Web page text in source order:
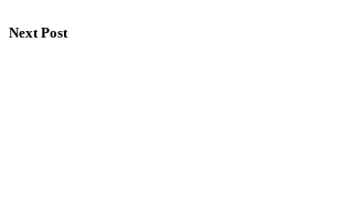
Next Post